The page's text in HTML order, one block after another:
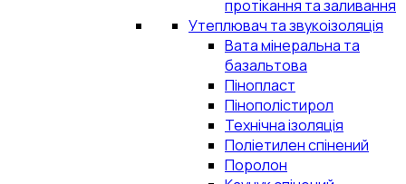
протікання та заливання
Утеплювач та звукоізоляція
Вата мінеральна та
базальтова
Пінопласт
Пінополістирол
Технічна ізоляція
Поліетилен спінений
Поролон